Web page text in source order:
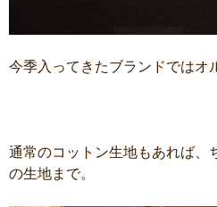
今季入ってきたブランドではオ
通常のコットン生地もあれば、
の生地まで。